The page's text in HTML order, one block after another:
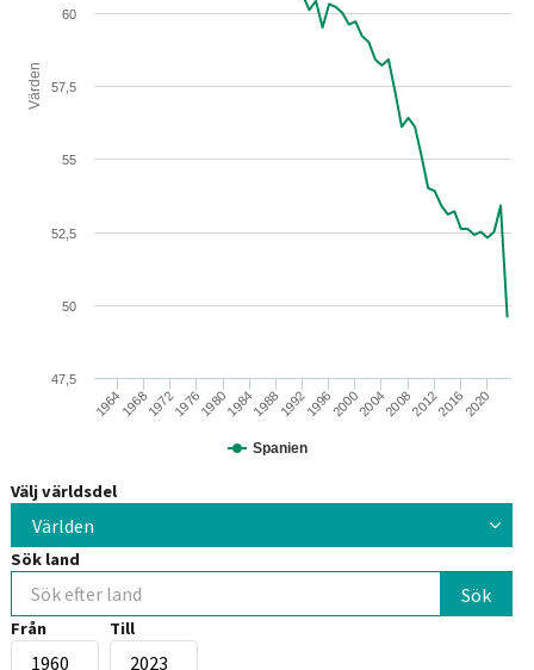
Värden
Spanien
196419681972197619801984198819921996200020042008201220162020
47,5
50
52,5
55
57,5
60
Välj världsdel
Världen
Sök land
Från Till